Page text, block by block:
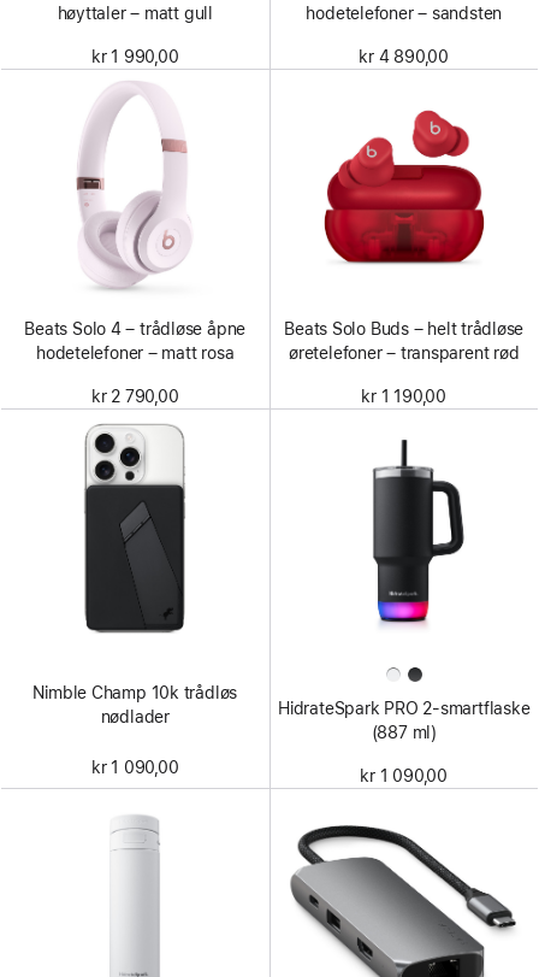
høyttaler – matt gull
kr 1 990,00
hodetelefoner – sandsten
kr 4 890,00
Beats Solo 4 – trådløse åpne
hodetelefoner – matt rosa
kr 2 790,00
Beats Solo Buds – helt trådløse
øretelefoner – transparent rød
kr 1 190,00
Nimble Champ 10k trådløs
nødlader
kr 1 090,00
HidrateSpark PRO 2-smartflaske
(887 ml)
kr 1 090,00